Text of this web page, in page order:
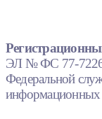
ЭЛ № ФС 77-
Федеральной
информационных